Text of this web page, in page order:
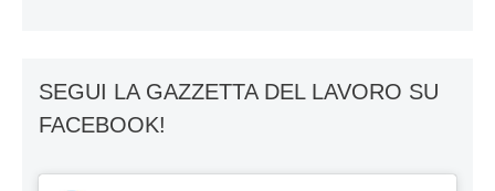
SEGUI LA GAZZETTA DEL LAVORO SU
FACEBOOK!